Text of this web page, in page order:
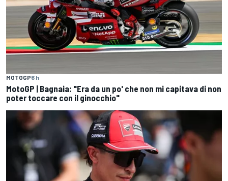
MOTOGP6 h
MotoGP | Bagnaia: "Era da un po' che non mi capitava di non
poter toccare con il ginocchio"